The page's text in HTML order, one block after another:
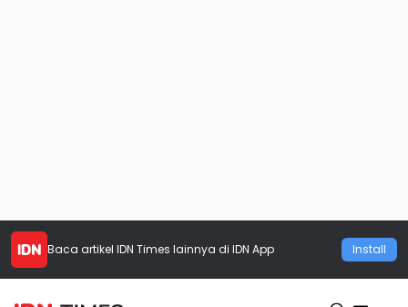
Baca artikel IDN Times lainnya di IDN App Install